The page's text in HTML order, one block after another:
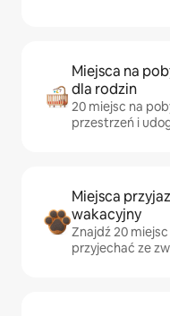
Miejsca na
dla rodzin
20 miejsc na
przestrzeń i
Miejsca
wakacyjny
Znajdź 20
przyjechać ze